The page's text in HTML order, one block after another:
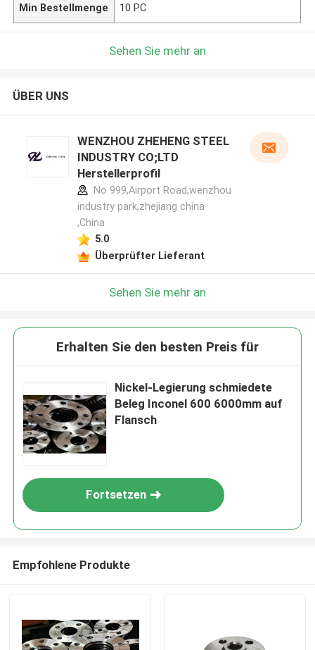
Min Bestellmenge 10 PC
Sehen Sie mehr an
ÜBER UNS
WENZHOU ZHEHENG STEEL
INDUSTRY CO;LTD
Herstellerprofil
No 999,Airport Road,wenzhou
industry park,zhejiang china
,China
5.0
Überprüfter Lieferant
Sehen Sie mehr an
Erhalten Sie den besten Preis für
Nickel-Legierung schmiedete
Beleg Inconel 600 6000mm auf
Flansch
Fortsetzen
Empfohlene Produkte